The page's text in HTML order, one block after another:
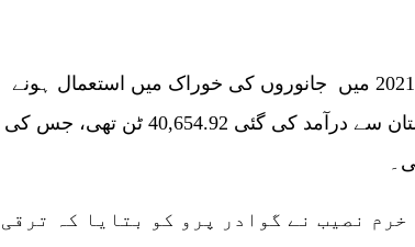
اعداد و شمار سے پتہ چلتا ہے کہ 2021 میں جانوروں کی خوراک میں استعمال ہونے
والی مچھلی کی کل مقدار پاکستان سے درآمد کی گئی 40,654.92 ٹن تھی، جس کی
نصیب نے گوادر پرو کو بتایا کہ ترقی